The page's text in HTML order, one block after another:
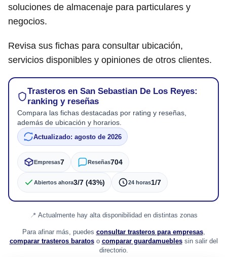
soluciones de almacenaje para particulares y
negocios.
Revisa sus fichas para consultar ubicación,
servicios disponibles y opiniones de otros clientes.
Trasteros en San Sebastian De Los Reyes:
ranking y reseñas
Compara las fichas destacadas por rating y reseñas,
además de ubicación y horarios.
Actualizado: agosto de 2026
Empresas7 Reseñas704
Abiertos ahora3/7 (43%) 24 horas1/7
Actualmente hay alta disponibilidad en distintas zonas
Para afinar más, puedes consultar trasteros para empresas,
comparar trasteros baratoso comparar guardamueblessin salir del
directorio.